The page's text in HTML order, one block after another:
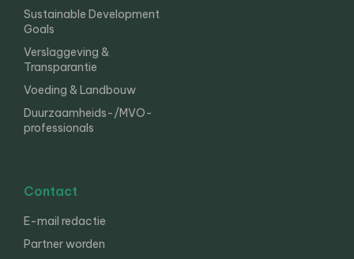
Sustainable Development
Goals
Verslaggeving &
Transparantie
Voeding & Landbouw
Duurzaamheids-/MVO-
professionals
Contact
E-mail redactie
Partner worden